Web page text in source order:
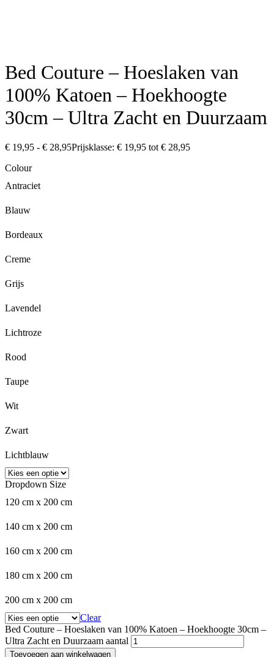
Bed Couture – Hoeslaken van
100% Katoen – Hoekhoogte
30cm – Ultra Zacht en Duurzaam
€ 19,95 - € 28,95Prijsklasse: € 19,95 tot € 28,95
Colour
Antraciet
Blauw
Bordeaux
Creme
Grijs
Lavendel
Lichtroze
Rood
Taupe
Wit
Zwart
Lichtblauw
Dropdown Size
120 cm x 200 cm
140 cm x 200 cm
160 cm x 200 cm
180 cm x 200 cm
200 cm x 200 cm
Clear
Bed Couture – Hoeslaken van 100% Katoen – Hoekhoogte 30cm –
Ultra Zacht en Duurzaam aantal
Toevoegen aan winkelwagen